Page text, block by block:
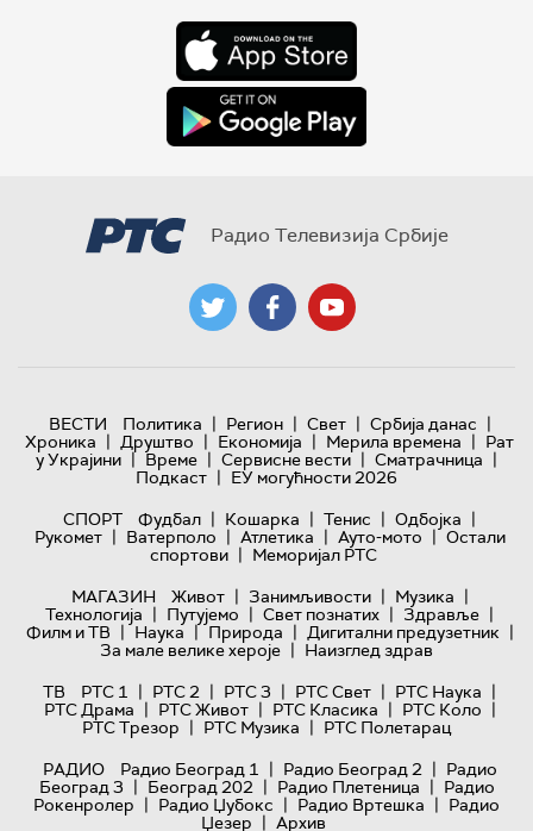
Радио Телевизија Србије
ВЕСТИ Политика | Регион | Свет | Србија данас |
Хроника | Друштво | Економија | Мерила времена | Рат
у Украјини | Време | Сервисне вести | Сматрачница |
Подкаст | ЕУ могућности 2026
СПОРТ
Фудбал | Кошарка | Тенис | Одбојка |
Рукомет | Ватерполо | Атлетика | Ауто-мото | Остали
спортови | Меморијал РТС
МАГАЗИН
Живот | Занимљивости | Музика |
Технологијa | Путујемо | Свет познатих | Здравље |
Филм и ТВ | Наука | Природа | Дигитални предузетник |
За мале велике хероје | Наизглед здрав
ТВ
РТС 1 | РТС 2 | РТС 3 | РТС Свет | РТС Наука |
РТС Драма | РТС Живот | РТС Класика | РТС Коло |
РТС Трезор | РТС Музика | РТС Полетарац
РАДИО
Радио Београд 1 | Радио Београд 2 | Радио
Београд 3 | Београд 202 | Радио Плетеница | Радио
Рокенролер | Радио Џубокс | Радио Вртешка | Радио
Џезер | Архив